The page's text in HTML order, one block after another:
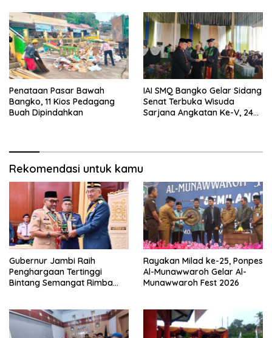
Penataan Pasar Bawah
Bangko, 11 Kios Pedagang
Buah Dipindahkan
IAI SMQ Bangko Gelar Sidang
Senat Terbuka Wisuda
Sarjana Angkatan Ke-V, 243
Rekomendasi untuk kamu
Gubernur Jambi Raih
Penghargaan Tertinggi
Bintang Semangat Rimba
Rayakan Milad ke-25, Ponpes
Al-Munawwaroh Gelar Al-
Munawwaroh Fest 2026